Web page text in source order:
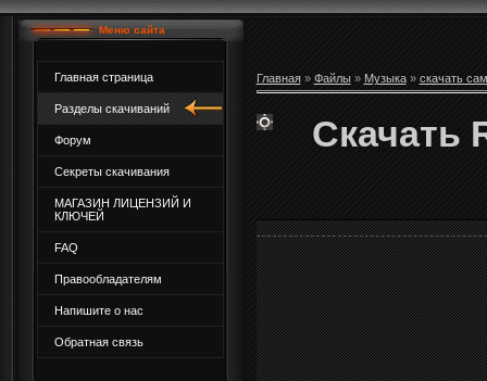
Меню сайта
Главная страница
Разделы скачиваний
Форум
Секреты скачивания
МАГАЗИН ЛИЦЕНЗИЙ И
КЛЮЧЕЙ
FAQ
Правообладателям
Напишите о нас
Обратная связь
Главная» Файлы» Музыка» скачать
Скачать